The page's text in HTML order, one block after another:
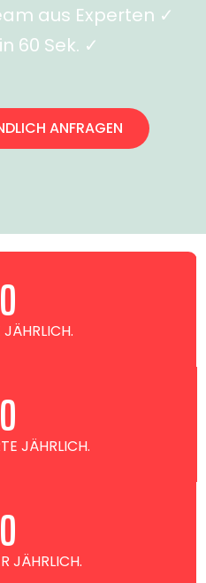
aus Experten ✓
60 Sek. ✓
ANFRAGEN
0
JÄHRLICH.
0
JÄHRLICH.
0